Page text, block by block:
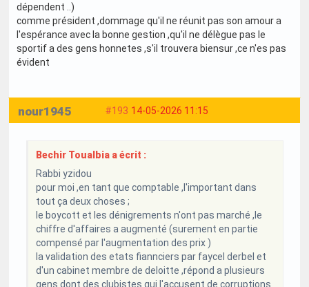
dépendent ..)
comme président ,dommage qu'il ne réunit pas son amour a
l'espérance avec la bonne gestion ,qu'il ne délègue pas le
sportif a des gens honnetes ,s'il trouvera biensur ,ce n'es pas
évident
#193 14-05-2026 11:15
nour1945
Bechir Toualbia a écrit :
Rabbi yzidou
pour moi ,en tant que comptable ,l'important dans
tout ça deux choses ;
le boycott et les dénigrements n'ont pas marché ,le
chiffre d'affaires a augmenté (surement en partie
compensé par l'augmentation des prix )
la validation des etats fiannciers par faycel derbel et
d'un cabinet membre de deloitte ,répond a plusieurs
gens dont des clubistes qui l'accusent de corruptions